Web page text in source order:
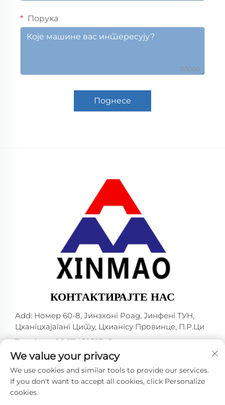
Порука
0/1000
Поднесе
КОНТАКТИРАЈТЕ НАС
Add: Номер 60-8, Јинзхонг Роад, Јинфенг ТУН,
Цхангцхајаганг Цитy, Цхиангсу Провинцe, П.Р.Ци
Телефон:+86-13145032343
Е-маил:[email protected]
Ауторско право © 2024 од стране ЦHANGJIAGANG
We value your privacy
We use cookies and similar tools to provide our services.
If you don't want to accept all cookies, click Personalize
cookies.